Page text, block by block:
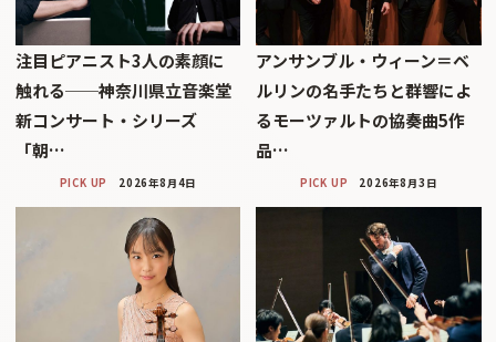
注目ピアニスト3人の素顔に
触れる──神奈川県立音楽堂
新コンサート・シリーズ
「朝…
PICK UP 2026年8月4日
アンサンブル・ウィーン＝ベ
ルリンの名手たちと群響によ
るモーツァルトの協奏曲5作
品…
PICK UP 2026年8月3日